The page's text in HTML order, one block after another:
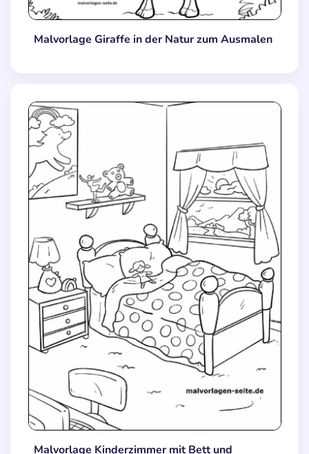
Malvorlage Giraffe in der Natur zum Ausmalen
Malvorlage Kinderzimmer mit Bett und